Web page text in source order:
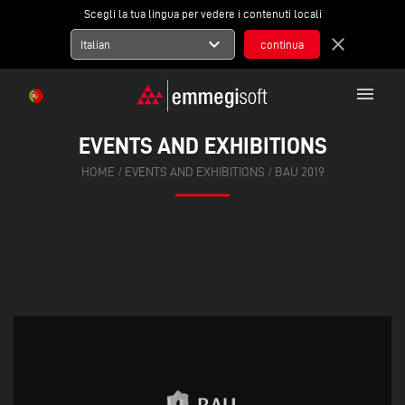
Scegli la tua lingua per vedere i contenuti locali
Italian expand_more close
menu
EVENTS AND EXHIBITIONS
HOME / EVENTS AND EXHIBITIONS / BAU 2019